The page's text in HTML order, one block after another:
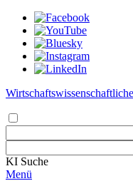
KI Suche
Menü